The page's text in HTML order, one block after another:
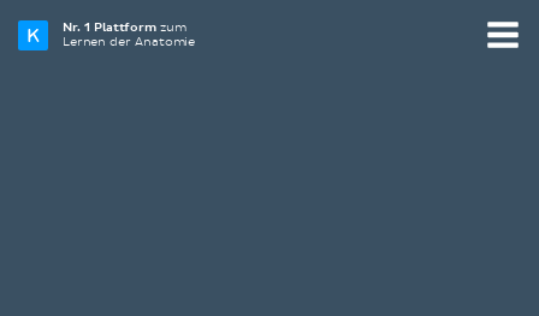
Nr. 1 Plattformzum
Lernen der Anatomie